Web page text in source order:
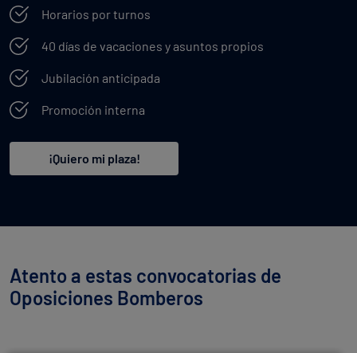
Horarios por turnos
40 días de vacaciones y asuntos propios
Jubilación anticipada
Promoción interna
¡Quiero mi plaza!
Atento a estas convocatorias de
Oposiciones Bomberos